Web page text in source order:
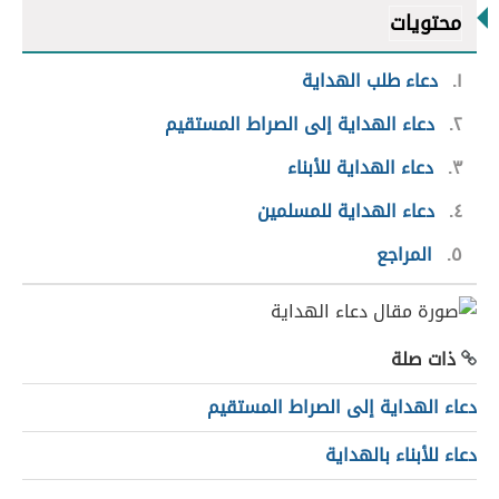
محتويات
١ دعاء طلب الهداية
٢ دعاء الهداية إلى الصراط المستقيم
٣ دعاء الهداية للأبناء
٤ دعاء الهداية للمسلمين
٥
المراجع
ذات صلة
دعاء الهداية إلى الصراط المستقيم
دعاء للأبناء بالهداية